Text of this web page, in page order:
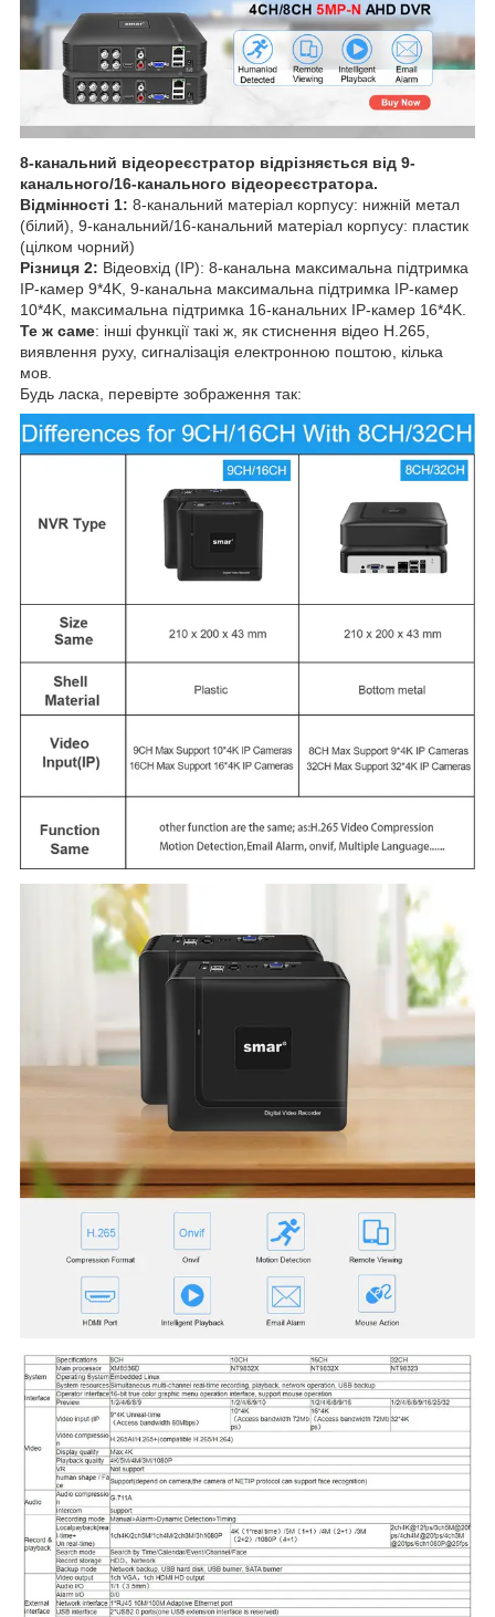
8-канальний відеореєстратор відрізняється від 9-
канального/16-канального відеореєстратора.
Відмінності 1: 8-канальний матеріал корпусу: нижній метал
(білий), 9-канальний/16-канальний матеріал корпусу: пластик
(цілком чорний)
Різниця 2: Відеовхід (IP): 8-канальна максимальна підтримка
IP-камер 9*4K, 9-канальна максимальна підтримка IP-камер
10*4K, максимальна підтримка 16-канальних IP-камер 16*4K.
Те ж саме: інші функції такі ж, як стиснення відео H.265,
виявлення руху, сигналізація електронною поштою, кілька
мов.
Будь ласка, перевірте зображення так: